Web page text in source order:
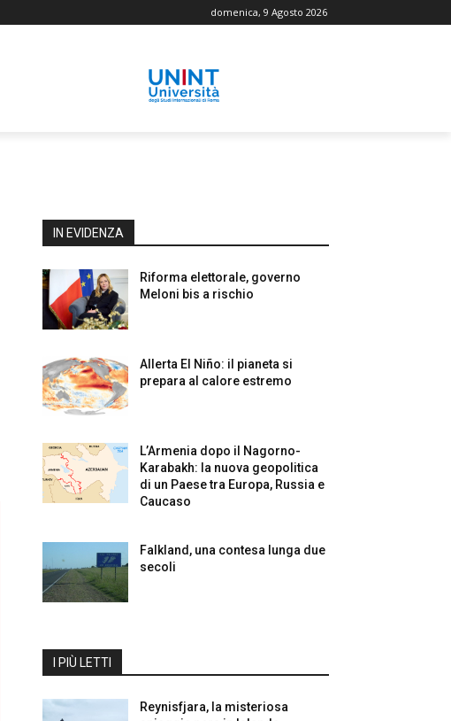
domenica, 9 Agosto 2026
IN EVIDENZA
Riforma elettorale, governo
Meloni bis a rischio
Allerta El Niño: il pianeta si
prepara al calore estremo
L’Armenia dopo il Nagorno-
Karabakh: la nuova geopolitica
di un Paese tra Europa, Russia e
Caucaso
Falkland, una contesa lunga due
secoli
I PIÙ LETTI
Reynisfjara, la misteriosa